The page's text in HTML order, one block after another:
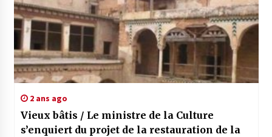
2 ans ago
Vieux bâtis / Le ministre de la Culture
s’enquiert du projet de la restauration de la